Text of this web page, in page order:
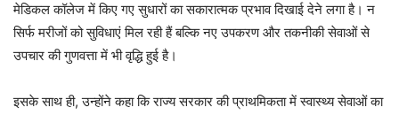
मेडिकल कॉलेज में किए गए सुधारों का सकारात्मक प्रभाव दिखाई देने लगा है। न
सिर्फ मरीजों को सुविधाएं मिल रही हैं बल्कि नए उपकरण और तकनीकी सेवाओं से
उपचार की गुणवत्ता में भी वृद्धि हुई है।
इसके साथ ही, उन्होंने कहा कि राज्य सरकार की प्राथमिकता में स्वास्थ्य सेवाओं का